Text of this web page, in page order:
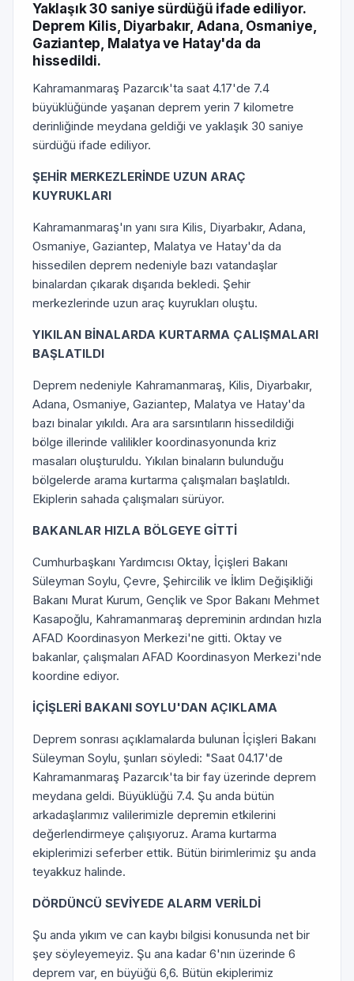
Yaklaşık 30 saniye sürdüğü ifade ediliyor.
Deprem Kilis, Diyarbakır, Adana, Osmaniye,
Gaziantep, Malatya ve Hatay'da da
hissedildi.
Kahramanmaraş Pazarcık'ta saat 4.17'de 7.4
büyüklüğünde yaşanan deprem yerin 7 kilometre
derinliğinde meydana geldiği ve yaklaşık 30 saniye
sürdüğü ifade ediliyor.
ŞEHİR MERKEZLERİNDE UZUN ARAÇ
KUYRUKLARI
Kahramanmaraş'ın yanı sıra Kilis, Diyarbakır, Adana,
Osmaniye, Gaziantep, Malatya ve Hatay'da da
hissedilen deprem nedeniyle bazı vatandaşlar
binalardan çıkarak dışarıda bekledi. Şehir
merkezlerinde uzun araç kuyrukları oluştu.
YIKILAN BİNALARDA KURTARMA ÇALIŞMALARI
BAŞLATILDI
Deprem nedeniyle Kahramanmaraş, Kilis, Diyarbakır,
Adana, Osmaniye, Gaziantep, Malatya ve Hatay'da
bazı binalar yıkıldı. Ara ara sarsıntıların hissedildiği
bölge illerinde valilikler koordinasyonunda kriz
masaları oluşturuldu. Yıkılan binaların bulunduğu
bölgelerde arama kurtarma çalışmaları başlatıldı.
Ekiplerin sahada çalışmaları sürüyor.
BAKANLAR HIZLA BÖLGEYE GİTTİ
Cumhurbaşkanı Yardımcısı Oktay, İçişleri Bakanı
Süleyman Soylu, Çevre, Şehircilik ve İklim Değişikliği
Bakanı Murat Kurum, Gençlik ve Spor Bakanı Mehmet
Kasapoğlu, Kahramanmaraş depreminin ardından hızla
AFAD Koordinasyon Merkezi'ne gitti. Oktay ve
bakanlar, çalışmaları AFAD Koordinasyon Merkezi'nde
koordine ediyor.
İÇİŞLERİ BAKANI SOYLU'DAN AÇIKLAMA
Deprem sonrası açıklamalarda bulunan İçişleri Bakanı
Süleyman Soylu, şunları söyledi: "Saat 04.17'de
Kahramanmaraş Pazarcık'ta bir fay üzerinde deprem
meydana geldi. Büyüklüğü 7.4. Şu anda bütün
arkadaşlarımız valilerimizle depremin etkilerini
değerlendirmeye çalışıyoruz. Arama kurtarma
ekiplerimizi seferber ettik. Bütün birimlerimiz şu anda
teyakkuz halinde.
DÖRDÜNCÜ SEVİYEDE ALARM VERİLDİ
Şu anda yıkım ve can kaybı bilgisi konusunda net bir
şey söyleyemeyiz. Şu ana kadar 6'nın üzerinde 6
deprem var, en büyüğü 6,6. Bütün ekiplerimiz